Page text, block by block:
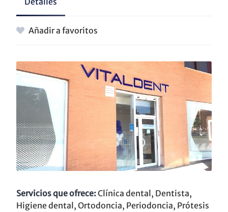
Añadir a favoritos
Servicios que ofrece:Clínica dental, Dentista,
Higiene dental, Ortodoncia, Periodoncia, Prótesis